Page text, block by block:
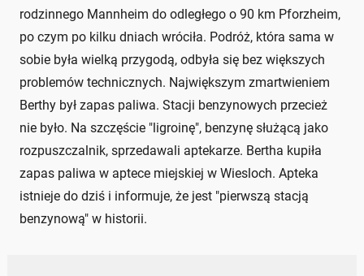
rodzinnego Mannheim do odległego o 90 km Pforzheim,
po czym po kilku dniach wróciła. Podróż, która sama w
sobie była wielką przygodą, odbyła się bez większych
problemów technicznych. Największym zmartwieniem
Berthy był zapas paliwa. Stacji benzynowych przecież
nie było. Na szczęście "ligroinę", benzynę służącą jako
rozpuszczalnik, sprzedawali aptekarze. Bertha kupiła
zapas paliwa w aptece miejskiej w Wiesloch. Apteka
istnieje do dziś i informuje, że jest "pierwszą stacją
benzynową" w historii.